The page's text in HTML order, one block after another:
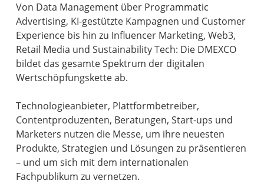
Von Data Management über Programmatic
Advertising, KI-gestützte Kampagnen und Customer
Experience bis hin zu Influencer Marketing, Web3,
Retail Media und Sustainability Tech: Die DMEXCO
bildet das gesamte Spektrum der digitalen
Wertschöpfungskette ab.
Technologieanbieter, Plattformbetreiber,
Contentproduzenten, Beratungen, Start-ups und
Marketers nutzen die Messe, um ihre neuesten
Produkte, Strategien und Lösungen zu präsentieren
– und um sich mit dem internationalen
Fachpublikum zu vernetzen.